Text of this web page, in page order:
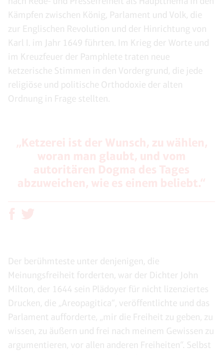
Kämpfen zwischen König, Parlament und Volk, die
zur Englischen Revolution und der Hinrichtung von
Karl I. im Jahr 1649 führten. Im Krieg der Worte und
im Kreuzfeuer der Pamphlete traten neue
ketzerische Stimmen in den Vordergrund, die jede
religiöse und politische Orthodoxie der alten
Ordnung in Frage stellten.
Der berühmteste unter denjenigen, die
Meinungsfreiheit forderten, war der Dichter John
Milton, der 1644 sein Plädoyer für nicht lizenziertes
Drucken, die „Areopagitica“, veröffentlichte und das
Parlament aufforderte, „mir die Freiheit zu geben, zu
wissen, zu äußern und frei nach meinem Gewissen zu
argumentieren, vor allen anderen Freiheiten“. Selbst